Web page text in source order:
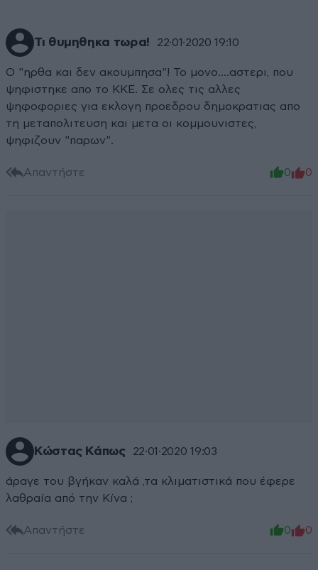
Τι θυμηθηκα τωρα! 22·01·2020 19:10
Ο "ηρθα και δεν ακουμπησα"! Το μονο....αστερι, που
ψηφιστηκε απο το ΚΚΕ. Σε ολες τις αλλες
ψηφοφοριες για εκλογη προεδρου δημοκρατιας απο
τη μεταπολιτευση και μετα οι κομμουνιστες,
ψηφιζουν "παρων".
Απαντήστε 0 0
Κώστας Κάπως 22·01·2020 19:03
άραγε του βγήκαν καλά ,τα κλιματιστικά που έφερε
λαθραία από την Κίνα ;
Απαντήστε 0 0